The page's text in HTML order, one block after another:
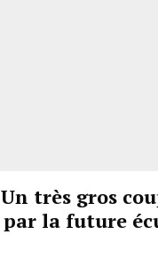
très gros
la future